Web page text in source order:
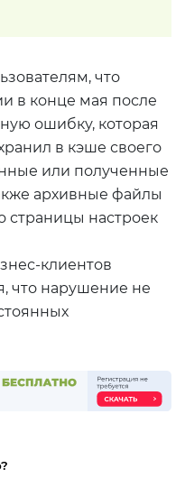
что
в конце мая после
ошибку, которая
в кэше своего
или полученные
архивные файлы
страницы настроек
клиентов
что нарушение не